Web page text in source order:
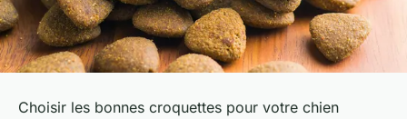
Choisir les bonnes croquettes pour votre chien